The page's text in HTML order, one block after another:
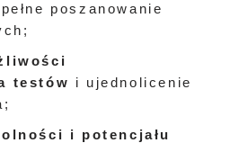
poszanowanie
testów i ujednolicenie
i potencjału